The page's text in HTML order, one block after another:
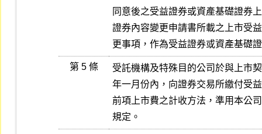
同意後之受益證券或資產基礎證券
證券內容變更申請書所載之上市受
更事項，作為受益證券或資產基礎
第 5 條
受託機構及特殊目的公司於與上市
年一月份內，向證券交易所繳付受
前項上市費之計收方法，準用本公
規定。